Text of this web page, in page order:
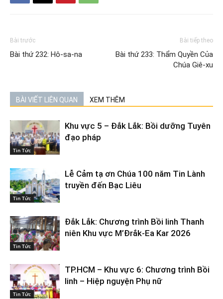
Bài trước
Bài thứ 232: Hô-sa-na
Bài tiếp theo
Bài thứ 233: Thẩm Quyền Của
Chúa Giê-xu
BÀI VIẾT LIÊN QUAN XEM THÊM
Tin Tức
Khu vực 5 – Đắk Lắk: Bồi dưỡng Tuyên
đạo pháp
Tin Tức
Lễ Cảm tạ ơn Chúa 100 năm Tin Lành
truyền đến Bạc Liêu
Tin Tức
Đắk Lắk: Chương trình Bồi linh Thanh
niên Khu vực M’Đrắk-Ea Kar 2026
Tin Tức
TP.HCM – Khu vực 6: Chương trình Bồi
linh – Hiệp nguyện Phụ nữ